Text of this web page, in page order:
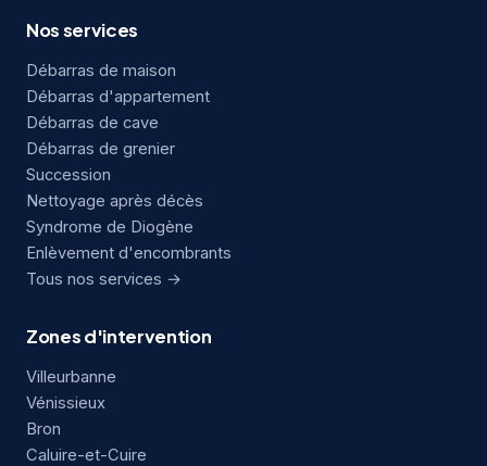
Nos services
Débarras de maison
Débarras d'appartement
Débarras de cave
Débarras de grenier
Succession
Nettoyage après décès
Syndrome de Diogène
Enlèvement d'encombrants
Tous nos services →
Zones d'intervention
Villeurbanne
Vénissieux
Bron
Caluire-et-Cuire